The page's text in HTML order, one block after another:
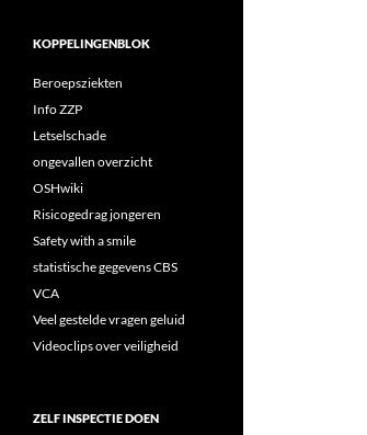
KOPPELINGENBLOK
Beroepsziekten
Info ZZP
Letselschade
ongevallen overzicht
OSHwiki
Risicogedrag jongeren
Safety with a smile
statistische gegevens CBS
VCA
Veel gestelde vragen geluid
Videoclips over veiligheid
ZELF INSPECTIE DOEN